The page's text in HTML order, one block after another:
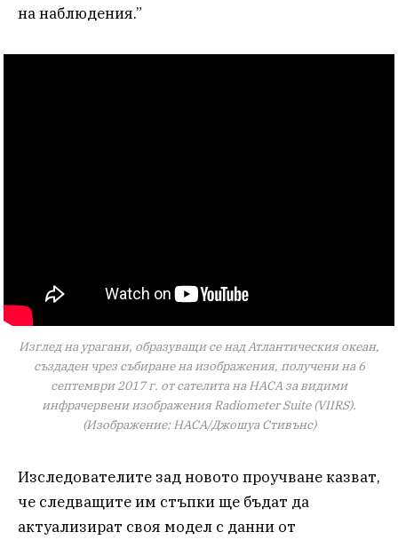
на наблюдения.”
Изглед на урагани, образуващи се над Атлантическия океан,
създаден чрез събиране на изображения, получени на 6
септември 2017 г. от сателита на НАСА за видими
инфрачервени изображения Radiometer Suite (VIIRS).
(Изображение: НАСА/Джошуа Стивънс)
Изследователите зад новото проучване казват,
че следващите им стъпки ще бъдат да
актуализират своя модел с данни от